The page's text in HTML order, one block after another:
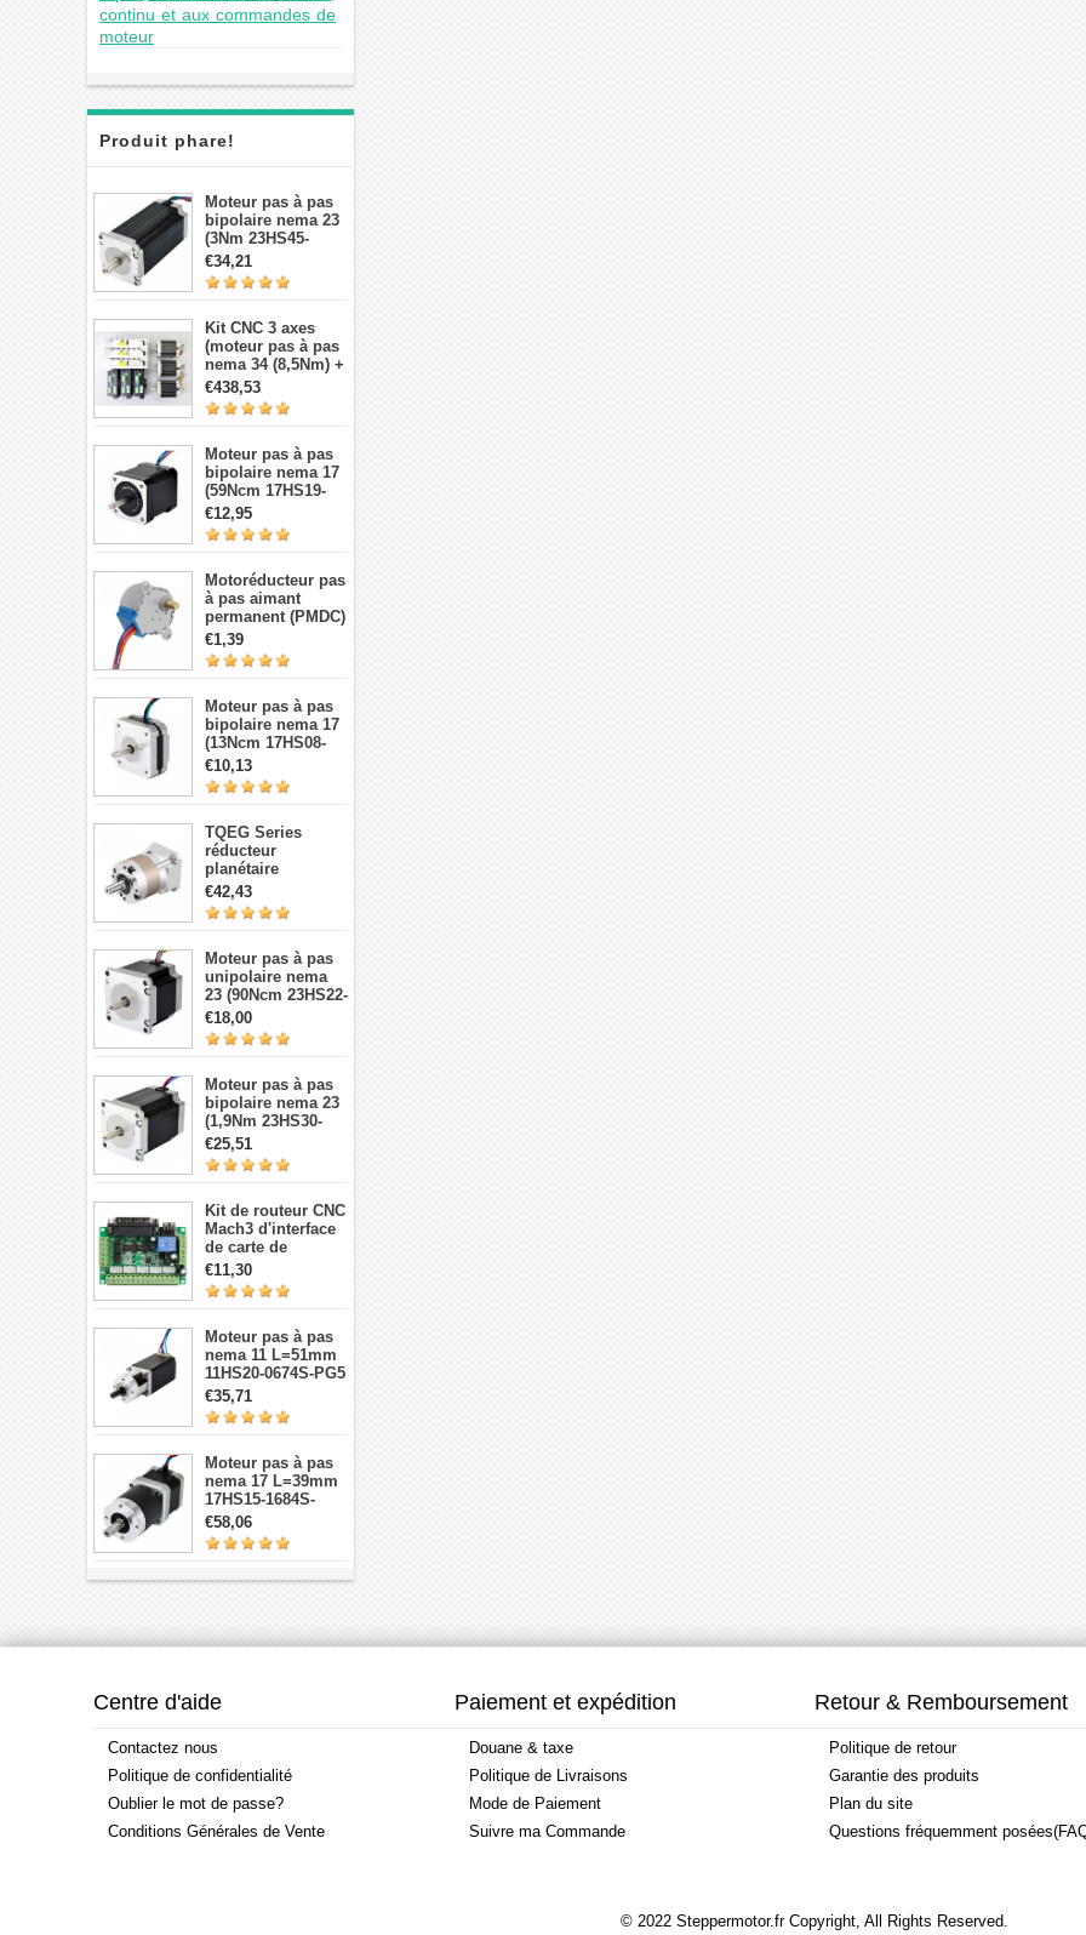
continu et aux commandes de
moteur
Produit phare!
Moteur pas à pas
bipolaire nema 23
(3Nm 23HS45-
4204S 4,2A 1,8 deg
3,78V 4 fils）
€34,21
Kit CNC 3 axes
(moteur pas à pas
nema 34 (8,5Nm) +
Driver + source de
courant)
€438,53
Moteur pas à pas
bipolaire nema 17
(59Ncm 17HS19-
2004S1 2A 4 fils
avec câble 1m et
connecteur)
€12,95
Motoréducteur pas
à pas aimant
permanent (PMDC)
5V 28BYJ-48,
réduction 64:1, 4
phases 5 fils 5 V
€1,39
Moteur pas à pas
bipolaire nema 17
(13Ncm 17HS08-
1004S 1,8 degré 1A
3,5V 4 fils)
€10,13
TQEG Series
réducteur
planétaire
TQEG17-G5 5:1
contrecoup 15arc-
min pour moteur
servomoteur Nema
17
€42,43
Moteur pas à pas
unipolaire nema
23 (90Ncm 23HS22-
1006S 1,8 degré 1A
7,4V 6 fils)
€18,00
Moteur pas à pas
bipolaire nema 23
(1,9Nm 23HS30-
2804S 1,8 degré
2,8A 3,2V 4 fils)
€25,51
Kit de routeur CNC
Mach3 d'interface
de carte de
dérivation CNC à 5
axes
€11,30
Moteur pas à pas
nema 11 L=51mm
11HS20-0674S-PG5
avec 5:1
réducteurs
planétaires
€35,71
Moteur pas à pas
nema 17 L=39mm
17HS15-1684S-
HG30 avec 14:1
réducteur
planétaire de haute
€58,06
Centre d'aide
Contactez nous
Politique de confidentialité
Oublier le mot de passe?
Conditions Générales de Vente
Paiement et expédition
Douane & taxe
Politique de Livraisons
Mode de Paiement
Suivre ma Commande
Retour & Remboursement
Politique de retour
Garantie des produits
Plan du site
Questions fréquemment
© 2022 Steppermotor.fr Copyright, All Rights Reserved.